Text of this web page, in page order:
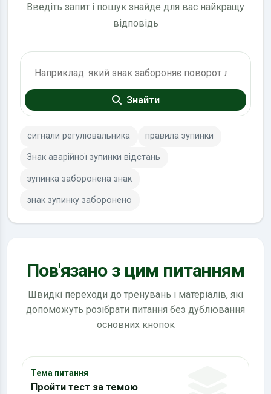
Введіть запит і пошук знайде для вас найкращу
відповідь
Знайти
сигнали регулювальника правила зупинки
Знак аварійної зупинки відстань
зупинка заборонена знак
знак зупинку заборонено
Пов'язано з цим питанням
Швидкі переходи до тренувань і матеріалів, які
допоможуть розібрати питання без дублювання
основних кнопок
Тема питання
Пройти тест за темою